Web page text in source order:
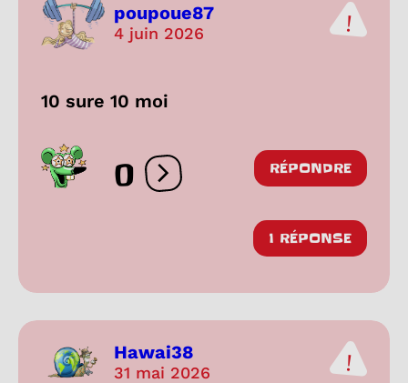
poupoue87
4 juin 2026
10 sure 10 moi
0 Ouvrir les réactions
RÉPONDRE
1 RÉPONSE
Hawai38
31 mai 2026